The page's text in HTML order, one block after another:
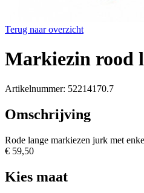
Terug naar overzicht
Markiezin rood
Artikelnummer: 52214170.7
Omschrijving
Rode lange markiezen jurk met
€ 59,50
Kies maat